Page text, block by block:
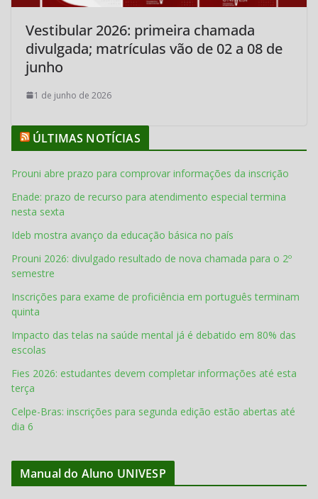
Vestibular 2026: primeira chamada
divulgada; matrículas vão de 02 a 08 de
junho
1 de junho de 2026
ÚLTIMAS NOTÍCIAS
Prouni abre prazo para comprovar informações da inscrição
Enade: prazo de recurso para atendimento especial termina
nesta sexta
Ideb mostra avanço da educação básica no país
Prouni 2026: divulgado resultado de nova chamada para o 2º
semestre
Inscrições para exame de proficiência em português terminam
quinta
Impacto das telas na saúde mental já é debatido em 80% das
escolas
Fies 2026: estudantes devem completar informações até esta
terça
Celpe-Bras: inscrições para segunda edição estão abertas até
dia 6
Manual do Aluno UNIVESP